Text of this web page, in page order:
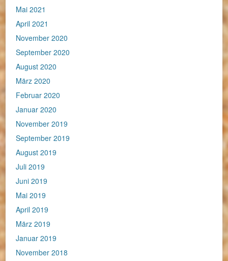
Mai 2021
April 2021
November 2020
September 2020
August 2020
März 2020
Februar 2020
Januar 2020
November 2019
September 2019
August 2019
Juli 2019
Juni 2019
Mai 2019
April 2019
März 2019
Januar 2019
November 2018